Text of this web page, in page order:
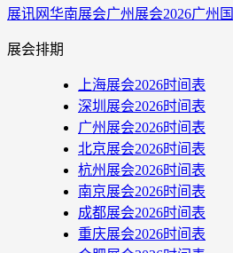
展讯网华南展会广州展会2026广州
展会排期
上海展会2026时间表
深圳展会2026时间表
广州展会2026时间表
北京展会2026时间表
杭州展会2026时间表
南京展会2026时间表
成都展会2026时间表
重庆展会2026时间表